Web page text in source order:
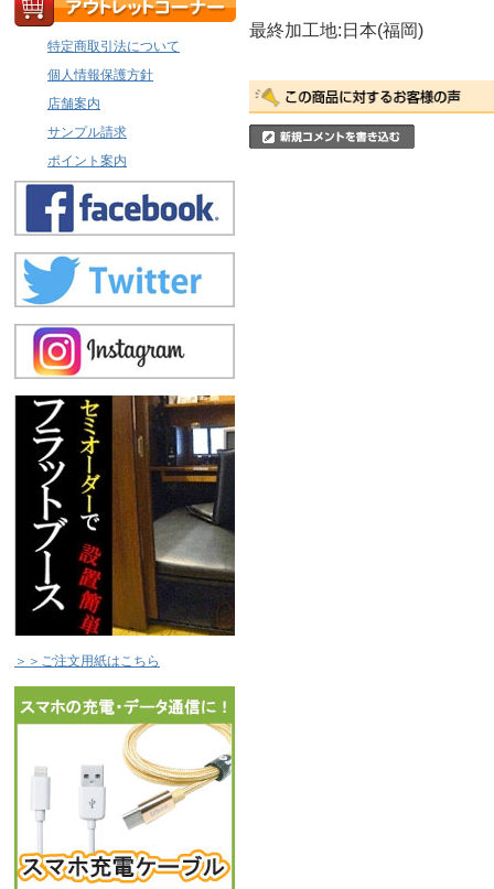
特定商取引法について
個人情報保護方針
店舗案内
サンプル請求
ポイント案内
＞＞ご注文用紙はこちら
最終加工地:日本(福岡)